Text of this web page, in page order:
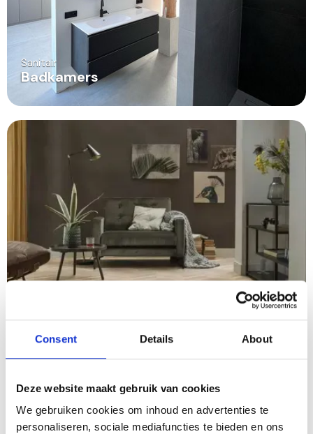
Consent Details About
Deze website maakt gebruik van cookies
We gebruiken cookies om inhoud en advertenties te
personaliseren, sociale mediafuncties te bieden en ons
Sanitair
Badkamers
Vloeren